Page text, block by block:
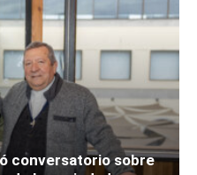
conversatorio sobre